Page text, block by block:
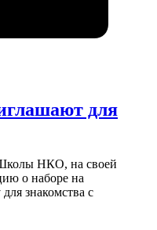
для
НКО, на своей
о наборе на
знакомства с